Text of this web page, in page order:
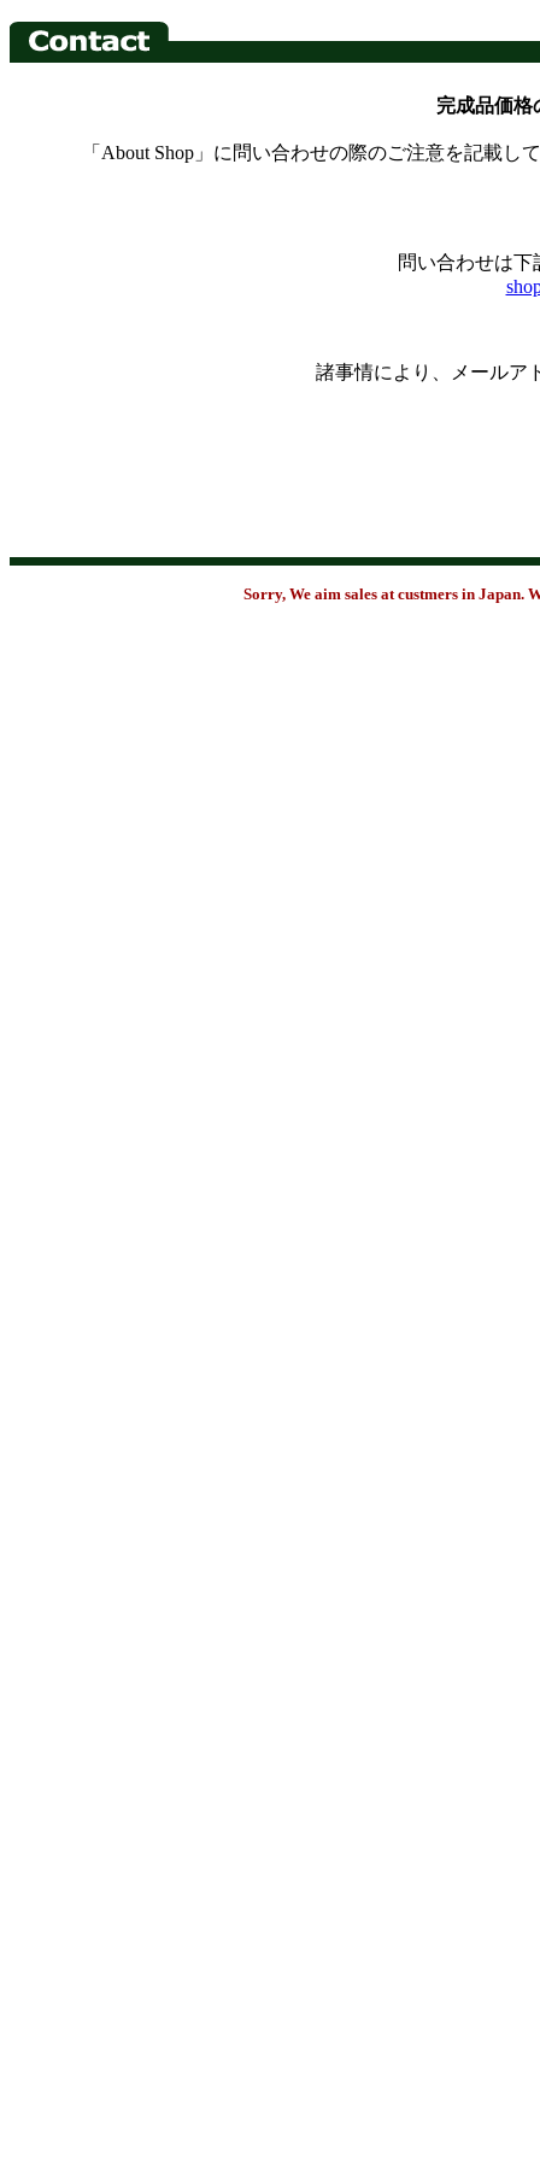
完成品価格
「About Shop」に問い合わせの際のご注意を記載
問い合わせは
諸事情により、メールア
Sorry, We aim sales at custmers in Japan.